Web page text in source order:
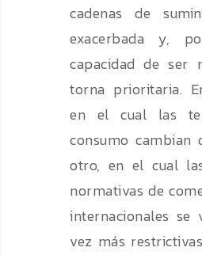
cadenas de
exacerbada y,
capacidad de ser
torna prioritaria.
en el cual las
consumo cambian
otro, en el cual
normativas de
internacionales se
vez más